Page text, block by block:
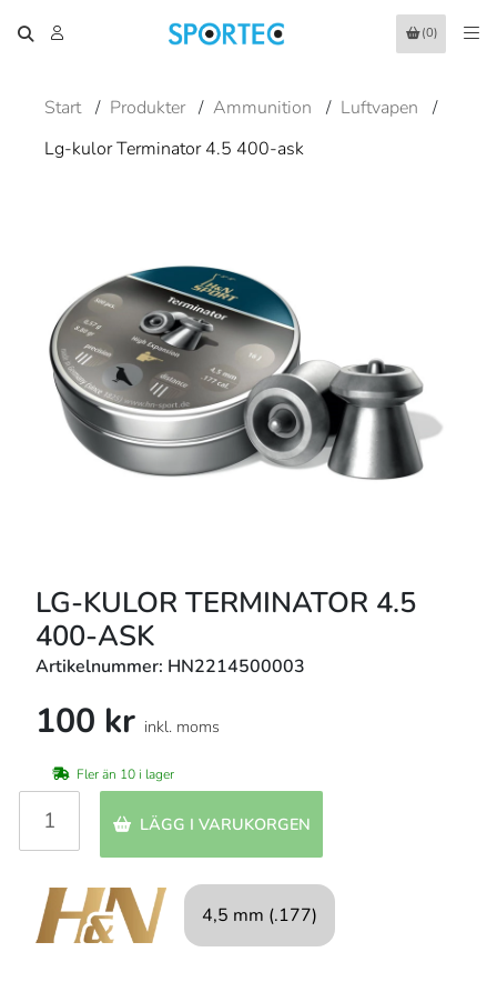
(0)
Start / Produkter / Ammunition / Luftvapen
/
Lg-kulor Terminator 4.5 400-ask
LG-KULOR TERMINATOR 4.5
400-ASK
Artikelnummer: HN2214500003
100 kr inkl. moms
Fler än 10 i lager
LÄGG I VARUKORGEN
4,5 mm (.177)